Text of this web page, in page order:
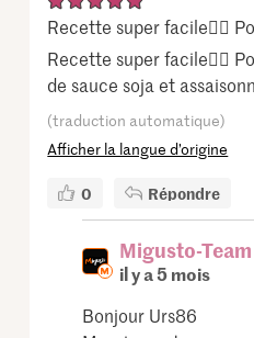
Recette super facile👍🏻
Recette super facile👍🏻
de sauce soja et
(traduction automatique)
Afficher la langue d’origine
0 Répondre
Migusto-Team
il y a 5 mois
Bonjour Urs86